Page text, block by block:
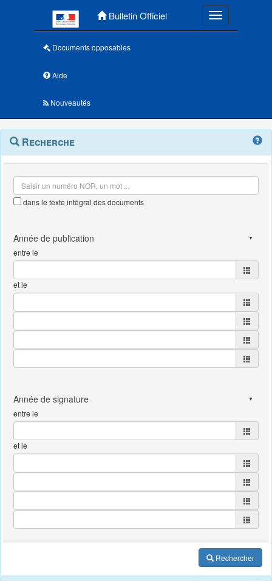
Bulletin Officiel Toggle
Documents opposables
Aide
Nouveautés
Navigation
outils
Menu
contextuel
Recherche
dans le texte intégral des documents
entre le
et le
entre le
et le
Rechercher